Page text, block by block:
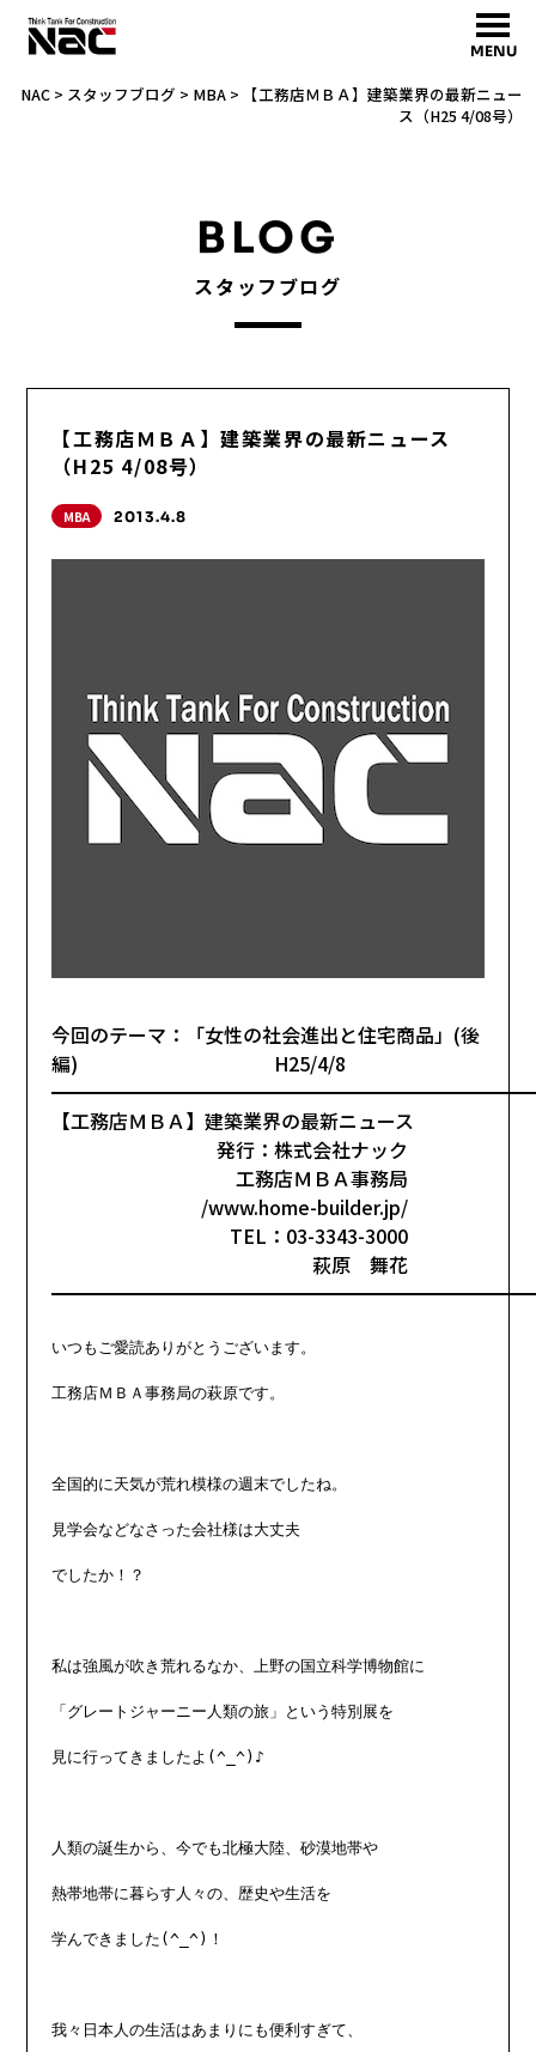
MENU
NAC> スタッフブログ > MBA>
【工務店ＭＢＡ】建築業界の最新ニュー
ス（H25 4/08号）
BLOG
スタッフブログ
【工務店ＭＢＡ】建築業界の最新ニュース
（H25 4/08号）
MBA 2013.4.8
今回のテーマ：「女性の社会進出と住宅商品」(後
編) H25/4/8
【工務店ＭＢＡ】建築業界の最新ニュース
発行：株式会社ナック
工務店ＭＢＡ事務局
/www.home-builder.jp/
TEL：03-3343-3000
萩原 舞花
いつもご愛読ありがとうございます。
工務店ＭＢＡ事務局の萩原です。
全国的に天気が荒れ模様の週末でしたね。
見学会などなさった会社様は大丈夫
でしたか！？
私は強風が吹き荒れるなか、上野の国立科学博物館に
「グレートジャーニー人類の旅」という特別展を
見に行ってきましたよ(^_^)♪
人類の誕生から、今でも北極大陸、砂漠地帯や
熱帯地帯に暮らす人々の、歴史や生活を
学んできました(^_^)！
我々日本人の生活はあまりにも便利すぎて、